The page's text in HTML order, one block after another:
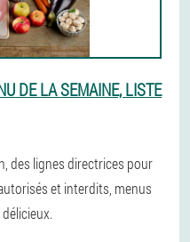
DE LA SEMAINE, LISTE
des lignes directrices pour
et interdits, menus